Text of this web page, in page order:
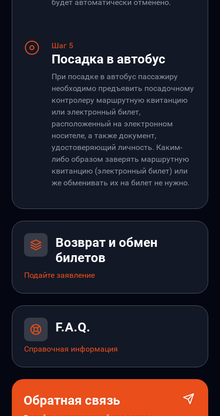
будет автоматически отменено.
Шаг 5
Посадка в автобус
При посадке в автобус пассажиру
необходимо предъявить посадочному
контролеру маршрутную квитанцию
или электронный билет,
расположенный на электронном
носителе, а также документ,
удостоверяющий личность. Каким-
либо образом заверять маршрутную
квитанцию (электронный билет) или
же обменивать их на билет не нужно.
Возврат и обмен
билетов
Подайте заявление
F.A.Q.
Справочная информация
Обратная связь